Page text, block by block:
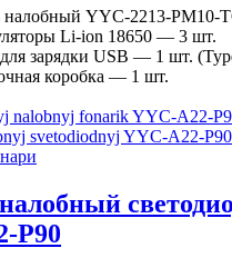
налобный YYC-2213-PM10-
Li-ion 18650 — 3 шт.
зарядки USB — 1 шт.
коробка — 1 шт.
P90